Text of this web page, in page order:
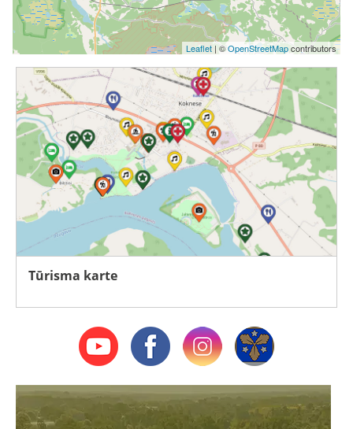
Leaflet | ©OpenStreetMapcontributors
Tūrisma karte